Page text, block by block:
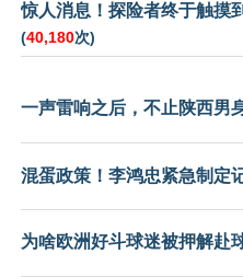
惊人消息！探险者终于触摸
(40,180次)
一声雷响之后，不止陕西男
混蛋政策！李鸿忠紧急制定
为啥欧洲好斗球迷被押解赴